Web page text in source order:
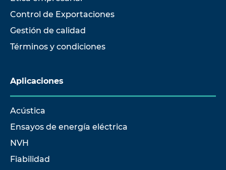
Control de Exportaciones
Gestión de calidad
Términos y condiciones
Aplicaciones
Acústica
Ensayos de energía eléctrica
NVH
Fiabilidad